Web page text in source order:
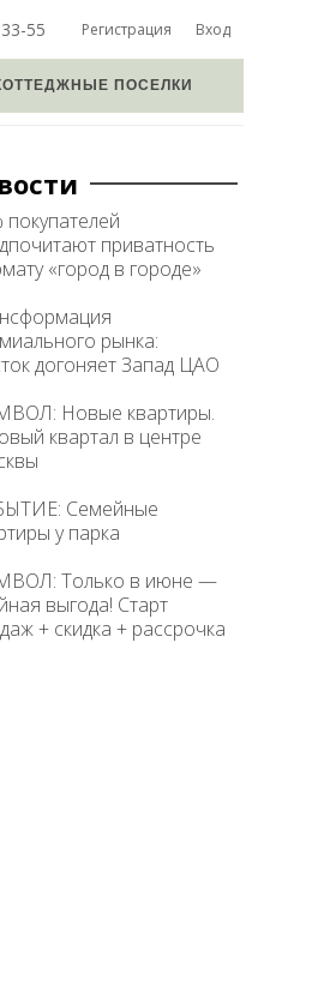
Регистрация Вход
55
ПОСЕЛКИ
покупателей
приватность
«город в городе»
рынка:
догоняет Запад ЦАО
Новые квартиры.
квартал в центре
Семейные
у парка
Только в июне —
выгода! Старт
+ скидка + рассрочка